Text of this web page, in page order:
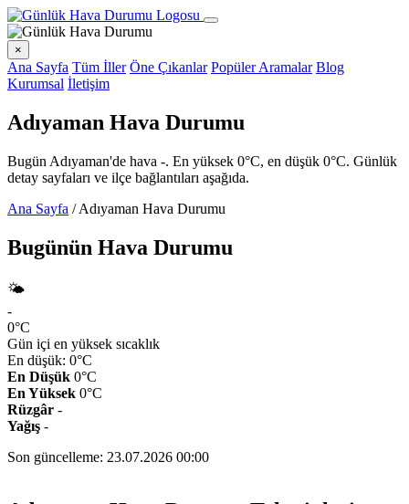
×
Ana Sayfa Tüm İller Öne Çıkanlar Popüler Aramalar Blog
Kurumsal İletişim
Adıyaman Hava Durumu
Bugün Adıyaman'de hava -. En yüksek 0°C, en düşük 0°C. Günlük
detay sayfaları ve ilçe bağlantıları aşağıda.
Ana Sayfa /Adıyaman Hava Durumu
Bugünün Hava Durumu
🌤️
-
0°C
Gün içi en yüksek sıcaklık
En düşük: 0°C
En Düşük 0°C
En Yüksek 0°C
Rüzgâr -
Yağış -
Son güncelleme: 23.07.2026 00:00